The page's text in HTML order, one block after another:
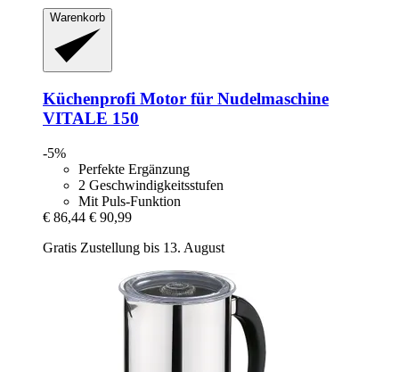
Warenkorb
Küchenprofi Motor für Nudelmaschine
VITALE 150
-5%
Perfekte Ergänzung
2 Geschwindigkeitsstufen
Mit Puls-Funktion
€ 86,44 € 90,99
Gratis Zustellung bis 13. August